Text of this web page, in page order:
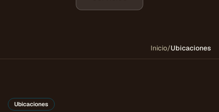
Inicio/Ubicaciones
Ubicaciones